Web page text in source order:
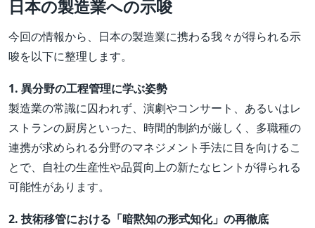
日本の製造業への示唆
今回の情報から、日本の製造業に携わる我々が得られる示
唆を以下に整理します。
1. 異分野の工程管理に学ぶ姿勢
製造業の常識に囚われず、演劇やコンサート、あるいはレ
ストランの厨房といった、時間的制約が厳しく、多職種の
連携が求められる分野のマネジメント手法に目を向けるこ
とで、自社の生産性や品質向上の新たなヒントが得られる
可能性があります。
2. 技術移管における「暗黙知の形式知化」の再徹底